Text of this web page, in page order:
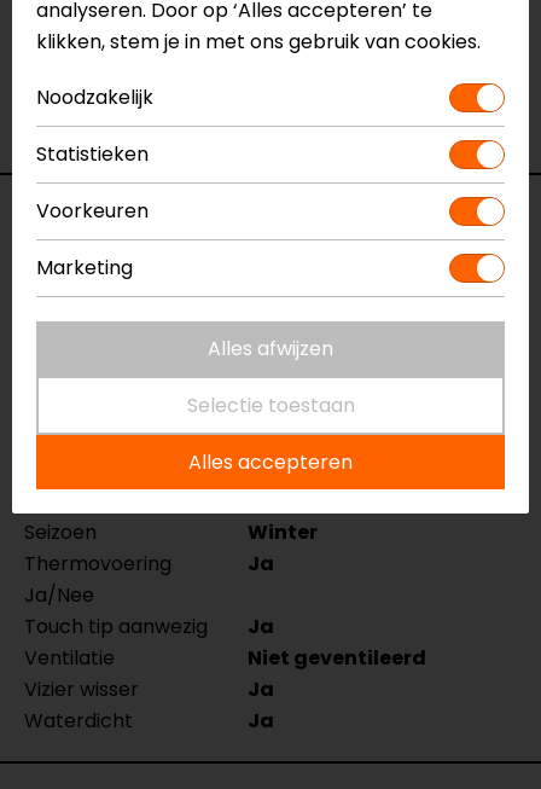
het product bekijken & passen en staan onze
verkoopmedewerkers voor je klaar met advies.
Bekijk ook onze
motorhandschoenen.
Specificaties
Naam
141535
Merk
REV'IT!
Zwart
Manchetlengte
Lang
Textiel
Seizoen
Winter
Thermovoering
Ja/Nee
Ja
Touch tip aanwezig
Ja
Ventilatie
Niet geventileerd
Vizier wisser
Ja
Waterdicht
Ja
analyseren. Door op ‘Alles accepteren’ te
klikken, stem je in met ons gebruik van cookies.
Noodzakelijk
Statistieken
Voorkeuren
Marketing
Alles afwijzen
Selectie toestaan
Alles accepteren